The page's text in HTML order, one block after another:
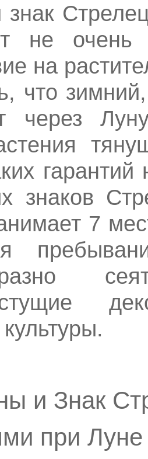
знак
не очень
на
что
через
знаков
7
и Знак
при